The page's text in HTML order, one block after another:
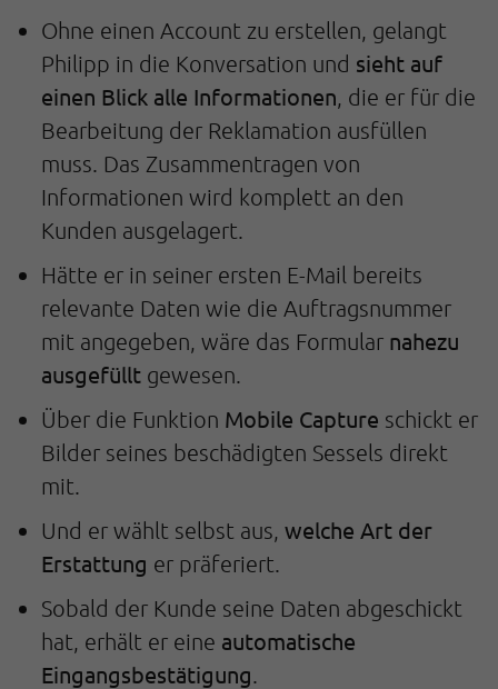
Ohne einen Account zu erstellen, gelangt
Philipp in die Konversation und sieht auf
einen Blick alle Informationen , die er für die
Bearbeitung der Reklamation ausfüllen
muss. Das Zusammentragen von
Informationen wird komplett an den
Kunden ausgelagert.
Hätte er in seiner ersten E-Mail bereits
relevante Daten wie die Auftragsnummer
mit angegeben, wäre das Formular nahezu
ausgefüllt gewesen.
Über die Funktion Mobile Capture schickt er
Bilder seines beschädigten Sessels direkt
mit.
Und er wählt selbst aus, welche Art der
Erstattung er präferiert.
Sobald der Kunde seine Daten abgeschickt
hat, erhält er eine automatische
Eingangsbestätigung